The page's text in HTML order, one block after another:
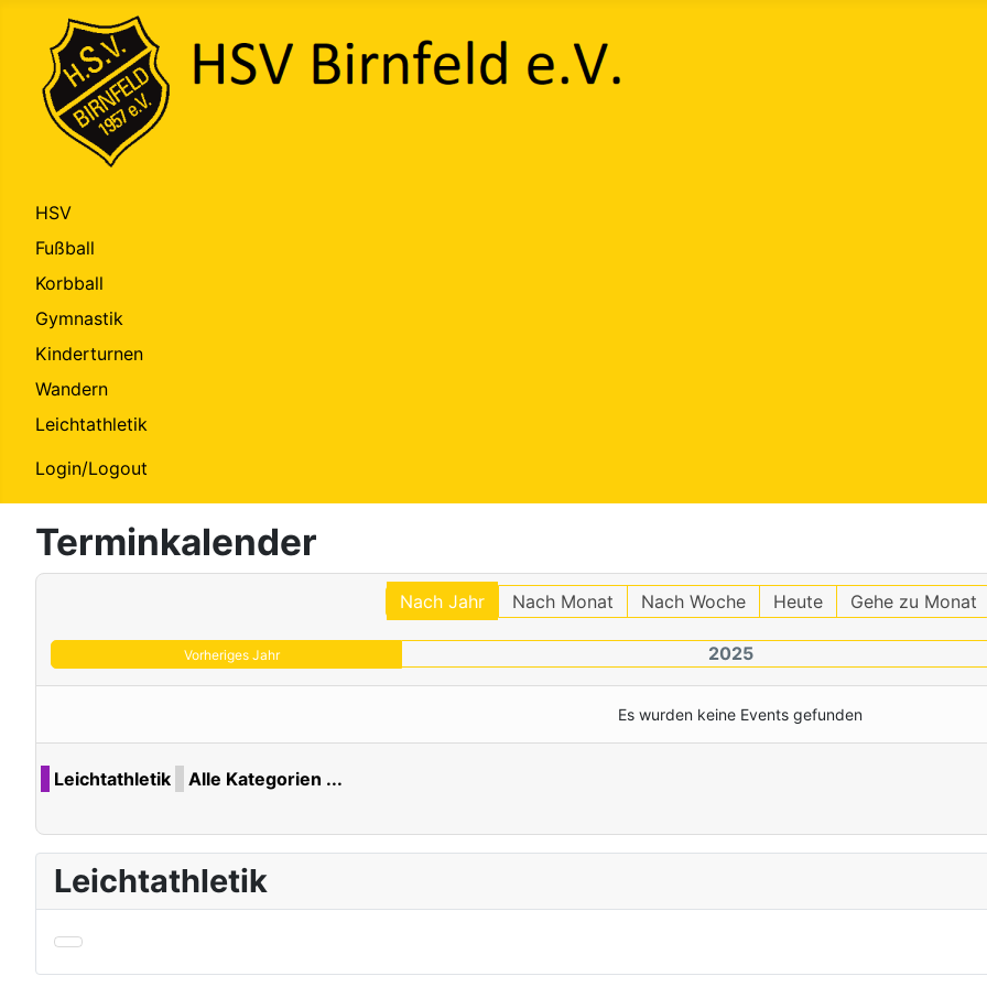
HSV
Fußball
Korbball
Gymnastik
Kinderturnen
Wandern
Leichtathletik
Login/Logout
Terminkalender
Nach Jahr Nach Monat Nach Woche Heute Gehe zu Monat
Vorheriges Jahr 2025
Es wurden keine Events gefunden
Leichtathletik Alle Kategorien ...
Leichtathletik